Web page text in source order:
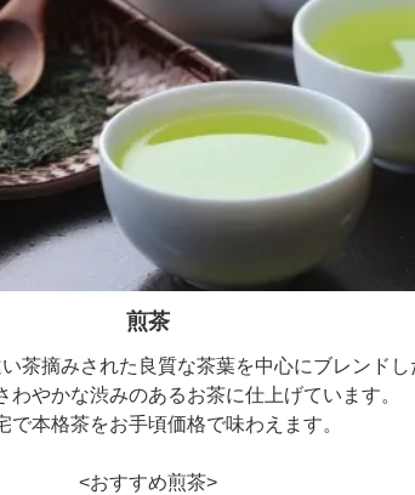
煎茶
い茶摘みされた良質な茶葉を中心にブレンドし
わやかな渋みのあるお茶に仕上げています。
で本格茶をお手頃価格で味わえます。
<おすすめ煎茶>